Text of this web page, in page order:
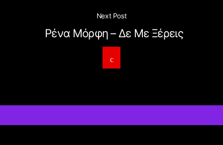
Next Post
Ρένα Μόρφη – Δε Με Ξέρεις